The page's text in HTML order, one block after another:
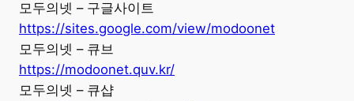
모두의넷 – 구글사이트
https://sites.google.com/view/modoonet
모두의넷 – 큐브
https://modoonet.quv.kr/
모두의넷 – 큐샵